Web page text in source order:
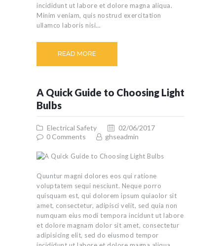
incididunt ut labore et dolore magna aliqua.
Minim veniam, quis nostrud exercitation
ullamco laboris nisi…
READ MORE
A Quick Guide to Choosing Light
Bulbs
Electrical Safety
02/06/2017
0 Comments ghseadmin
Quuntur magni dolores eos qui ratione
voluptatem sequi nesciunt. Neque porro
quisquam est, qui dolorem ipsum quiaolor sit
amet, consectetur, adipisci velit, sed quia non
numquam eius modi tempora incidunt ut labore
et dolore magnam dolor sit amet, consectetur
adipisicing elit, sed do eiusmod tempor